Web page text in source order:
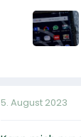
5. August 2023